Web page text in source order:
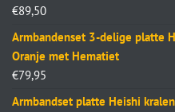
€89,50
Armbandenset 3-delige platte
Oranje met Hematiet
€79,95
Armbandset platte Heishi